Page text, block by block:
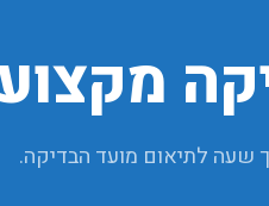
שעה לתיאום מועד הבדיקה.